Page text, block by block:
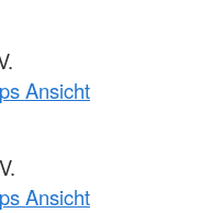
Ansicht
Ansicht